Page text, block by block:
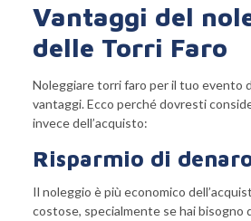
Vantaggi del
delle Torri Faro
Noleggiare torri faro per il tuo evento
vantaggi. Ecco perché dovresti
invece dell’acquisto:
Risparmio di
Il noleggio è più economico
costose, specialmente se hai bisogno